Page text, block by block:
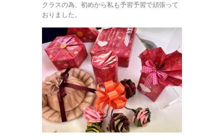
クラスの為、初めから私も予習予習で頑張って
おりました。